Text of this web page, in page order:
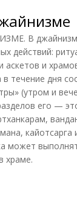
В
действий:
аскетов и
течение дня
(утром и
его —
кайотсарга
может
храме.